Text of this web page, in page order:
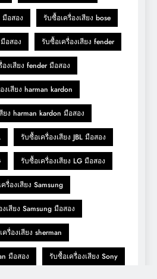
มือสอง รับซื้อเครื่องเสียง bose
อสอง รับซื้อเครื่องเสียง fender
งเสียง fender มือสอง
งเสียง harman kardon
ยง harman kardon มือสอง
รับซื้อเครื่องเสียง JBL มือสอง
รับซื้อเครื่องเสียง LG มือสอง
รื่องเสียง Samsung
เสียง Samsung มือสอง
รื่องเสียง sherman
มือสอง รับซื้อเครื่องเสียง Sony